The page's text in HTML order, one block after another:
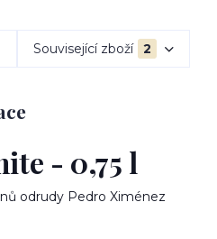
Související zboží 2
- 0,75 l
odrudy Pedro Ximénez